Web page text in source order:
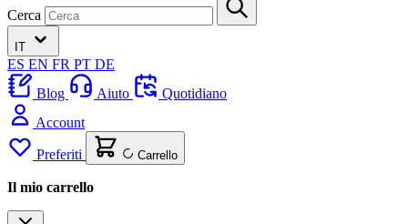
Cerca
IT
ES EN FR PT DE
Blog
Aiuto
Quotidiano
Account
Preferiti Carrello
Il mio carrello